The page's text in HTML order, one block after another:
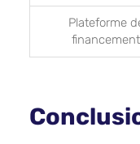
Plateforme
financement